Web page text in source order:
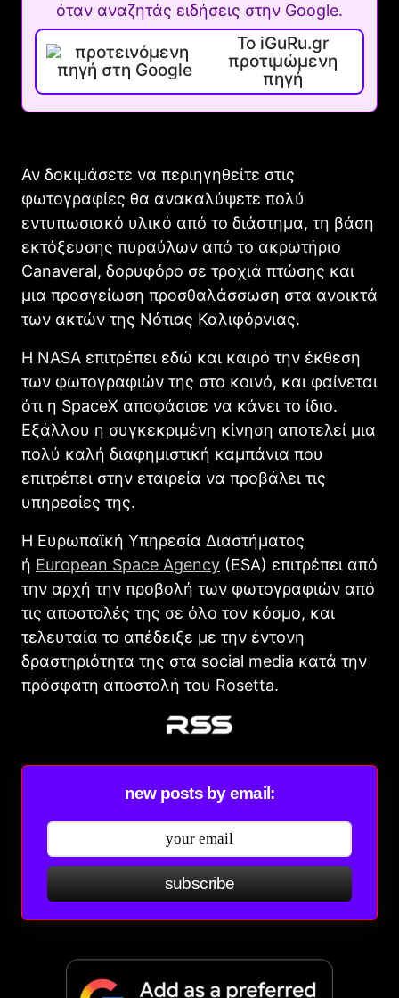
όταν αναζητάς ειδήσεις στην Google.
Το iGuRu.gr
προτιμώμενη
πηγή
Αν δοκιμάσετε να περιηγηθείτε στις
φωτογραφίες θα ανακαλύψετε πολύ
εντυπωσιακό υλικό από το διάστημα, τη βάση
εκτόξευσης πυραύλων από το ακρωτήριο
Canaveral, δορυφόρο σε τροχιά πτώσης και
μια προσγείωση προσθαλάσσωση στα ανοικτά
των ακτών της Νότιας Καλιφόρνιας.
Η NASA επιτρέπει εδώ και καιρό την έκθεση
των φωτογραφιών της στο κοινό, και φαίνεται
ότι η SpaceX αποφάσισε να κάνει το ίδιο.
Εξάλλου η συγκεκριμένη κίνηση αποτελεί μια
πολύ καλή διαφημιστική καμπάνια που
επιτρέπει στην εταιρεία να προβάλει τις
υπηρεσίες της.
Η Ευρωπαϊκή Υπηρεσία Διαστήματος
ή European Space Agency (ESA) επιτρέπει από
την αρχή την προβολή των φωτογραφιών από
τις αποστολές της σε όλο τον κόσμο, και
τελευταία το απέδειξε με την έντονη
δραστηριότητα της στα social media κατά την
πρόσφατη αποστολή του Rosetta.
new posts by email:
subscribe